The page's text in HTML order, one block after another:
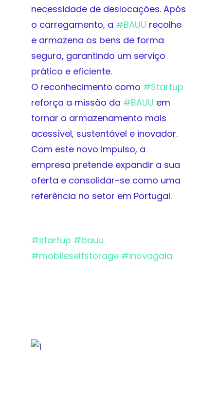
necessidade de deslocações. Após
o carregamento, a #BAUU recolhe
e armazena os bens de forma
segura, garantindo um serviço
prático e eficiente.
O reconhecimento como #Startup
reforça a missão da #BAUU em
tornar o armazenamento mais
acessível, sustentável e inovador.
Com este novo impulso, a
empresa pretende expandir a sua
oferta e consolidar-se como uma
referência no setor em Portugal.
#startup #bauu
#mobileselfstorage #inovagaia